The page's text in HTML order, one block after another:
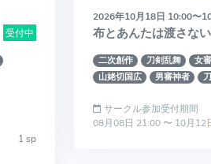
受付中
1 sp
2026年10月18日 10:00〜
布とあんたは渡さない
二次創作 刀剣乱舞 女
山姥切国広
男審神者
サークル参加受付期間
08月08日 21:00 〜 10月12